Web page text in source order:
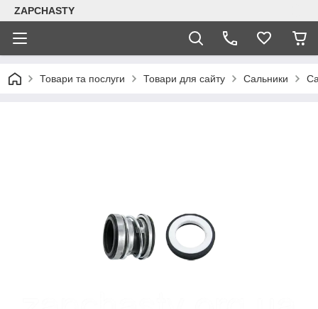
ZAPCHASTY
Товари та послуги Товари для сайту Сальники